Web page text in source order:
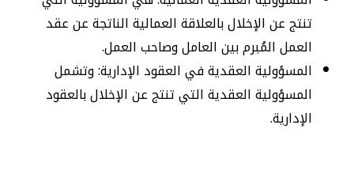
تنتج عن الإخلال بالعلاقة العمالية الناتجة عن عقد
العمل المُبرم بين العامل وصاحب العمل.
المسؤولية العقدية في العقود الإدارية: وتشمل
المسؤولية العقدية التي تنتج عن الإخلال بالعقود
الإدارية.